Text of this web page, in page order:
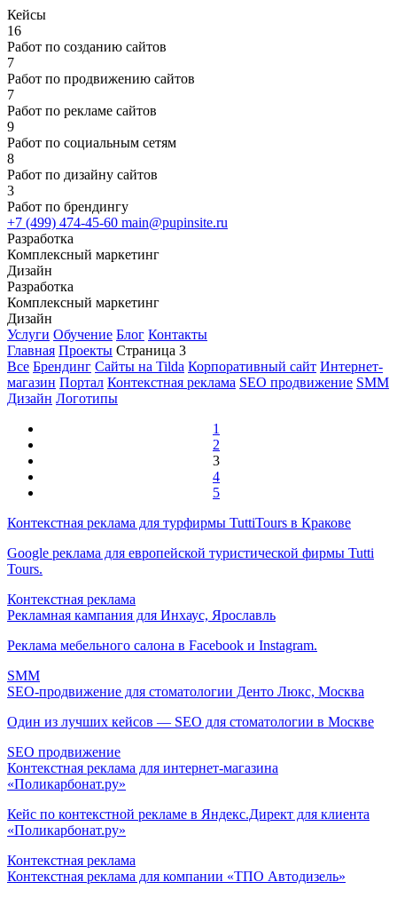
Кейсы
16
Работ по созданию сайтов
7
Работ по продвижению сайтов
7
Работ по рекламе сайтов
9
Работ по социальным сетям
8
Работ по дизайну сайтов
3
Работ по брендингу
+7 (499) 474-45-60 main@pupinsite.ru
Разработка
Комплексный маркетинг
Дизайн
Разработка
Комплексный маркетинг
Дизайн
Услуги Обучение Блог Контакты
Главная Проекты Страница 3
Все Брендинг Сайты на Tilda Корпоративный сайт Интернет-
магазин Портал Контекстная реклама SEO продвижение SMM
Дизайн Логотипы
1
2
3
4
5
Контекстная реклама для турфирмы TuttiTours в Кракове
Google реклама для европейской туристической фирмы Tutti
Tours.
Контекстная реклама
Рекламная кампания для Инхаус, Ярославль
Реклама мебельного салона в Facebook и Instagram.
SMM
SEO-продвижение для стоматологии Денто Люкс, Москва
Один из лучших кейсов — SEO для стоматологии в Москве
SEO продвижение
Контекстная реклама для интернет-магазина
«Поликарбонат.ру»
Кейс по контекстной рекламе в Яндекс.Директ для клиента
«Поликарбонат.ру»
Контекстная реклама
Контекстная реклама для компании «ТПО Автодизель»